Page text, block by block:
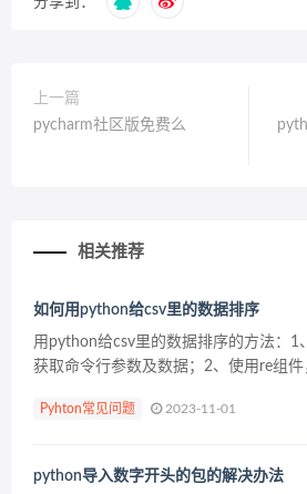
上一篇
pycharm社区版免费么
相关推荐
如何用python给csv里的数据排序
用python给csv里的数据排序的方法：1
获取命令行参数及数据；2、使用re组件
执行后的文件数据即可。 1、...
Pyhton常见问题 2023-11-01
python导入数字开头的包的解决办法